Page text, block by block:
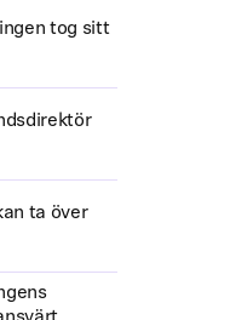
tog sitt
ta över